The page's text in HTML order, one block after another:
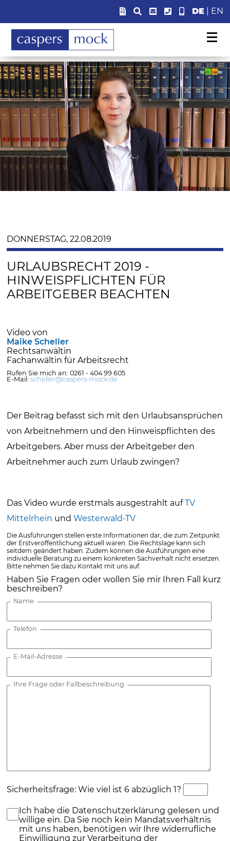
DE| EN
DONNERSTAG, 22.08.2019
URLAUBSRECHT 2019 -
HINWEISPFLICHTEN FÜR
ARBEITGEBER BEACHTEN
Video von
Maike Scheller
Rechtsanwältin
Fachanwältin für Arbeitsrecht
Rufen Sie mich an: 0261 - 404 99 605
E-Mail:scheller@caspers-mock.de
Der Beitrag befasst sich mit den Urlaubsansprüchen
von Arbeitnehmern und den Hinweispflichten des
Arbeitgebers. Aber muss der Arbeitgeber den
Arbeitnehmer auch zum Urlaub zwingen?
Das Video wurde erstmals ausgestrahlt aufTV
Mittelrhein undWesterwald-TV
Die Ausführungen stellen erste Informationen dar, die zum Zeitpunkt
der Erstveröffentlichung aktuell waren. Die Rechtslage kann sich
seitdem geändert haben. Zudem können die Ausführungen eine
individuelle Beratung zu einem konkreten Sachverhalt nicht ersetzen.
Bitte nehmen Sie dazu Kontakt mit uns auf.
Haben Sie Fragen oder wollen Sie mir Ihren Fall kurz
beschreiben?
Name
Telefon
E-Mail-Adresse
Ihre Frage oder Fallbeschreibung
Sicherheitsfrage: Wie viel ist 6 abzüglich 1?
Ich habe die Datenschutzerklärung gelesen und
willige ein. Da Sie noch kein Mandatsverhältnis
mit uns haben, benötigen wir Ihre widerrufliche
Einwilligung zur Verarbeitung der